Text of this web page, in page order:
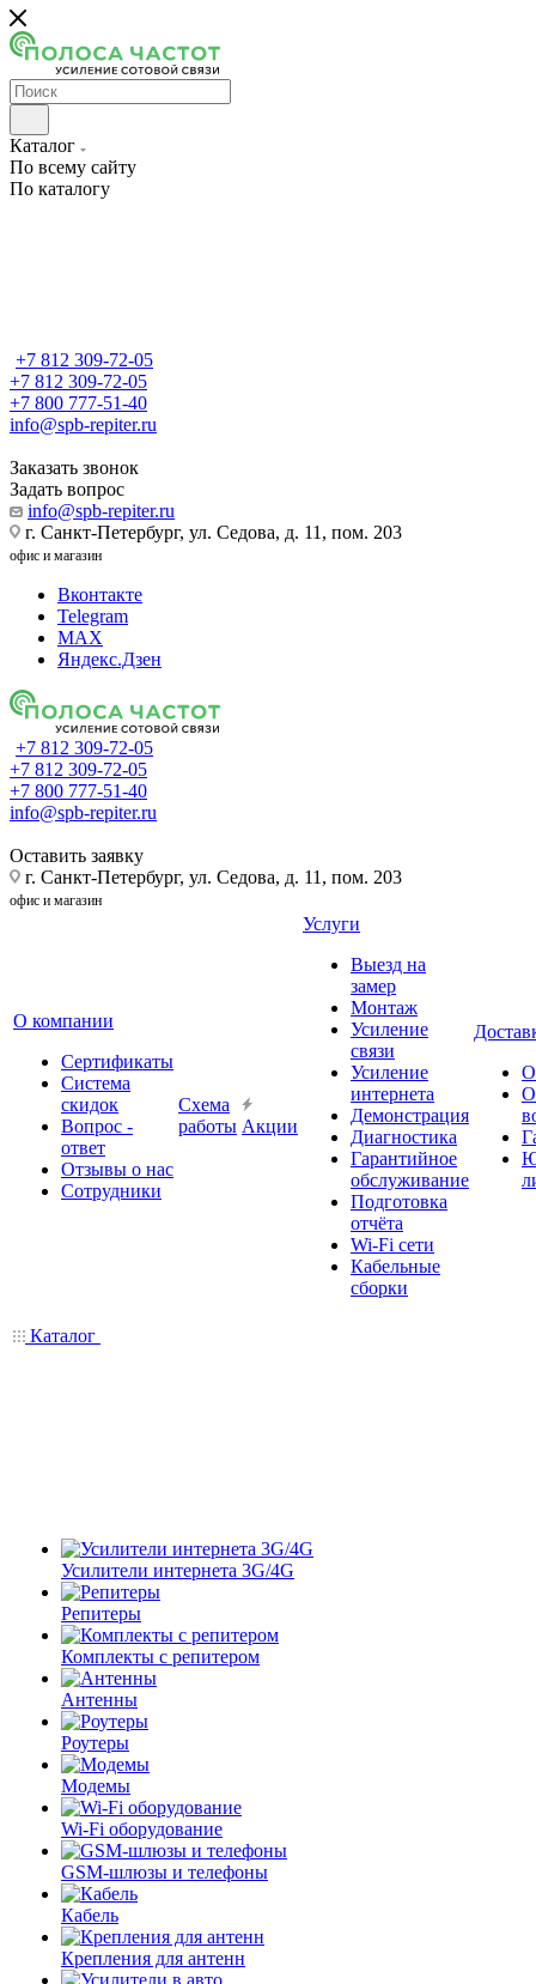
Каталог
По всему сайту
По каталогу
+7 812 309-72-05
+7 812 309-72-05
+7 800 777-51-40
info@spb-repiter.ru
Заказать звонок
Задать вопрос
info@spb-repiter.ru
г. Санкт-Петербург, ул. Седова, д. 11, пом. 203
офис и магазин
Вконтакте
Telegram
MAX
Яндекс.Дзен
+7 812 309-72-05
+7 812 309-72-05
+7 800 777-51-40
info@spb-repiter.ru
Оставить заявку
г. Санкт-Петербург, ул. Седова, д. 11, пом. 203
офис и магазин
О компании
Сертификаты
Система
скидок
Вопрос -
ответ
Отзывы о нас
Сотрудники
Схема
работы Акции
Услуги
Выезд на
замер
Монтаж
Усиление
связи
Усиление
интернета
Демонстрация
Диагностика
Гарантийное
обслуживание
Подготовка
отчёта
Wi-Fi сети
Кабельные
сборки
Каталог
Усилители интернета 3G/4G
Репитеры
Комплекты с репитером
Антенны
Роутеры
Модемы
Wi-Fi оборудование
GSM-шлюзы и телефоны
Кабель
Крепления для антенн